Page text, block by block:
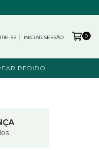
SE INICIAR SESSÃO 0
PEDIDO